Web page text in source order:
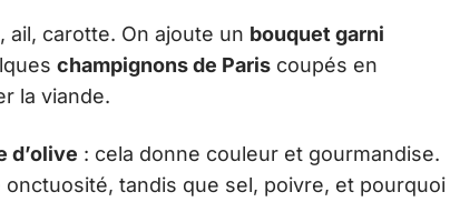
ail, carotte. On ajoute un bouquet garni
champignons de Paris coupés en
la viande.
d’olive : cela donne couleur et gourmandise.
onctuosité, tandis que sel, poivre, et pourquoi